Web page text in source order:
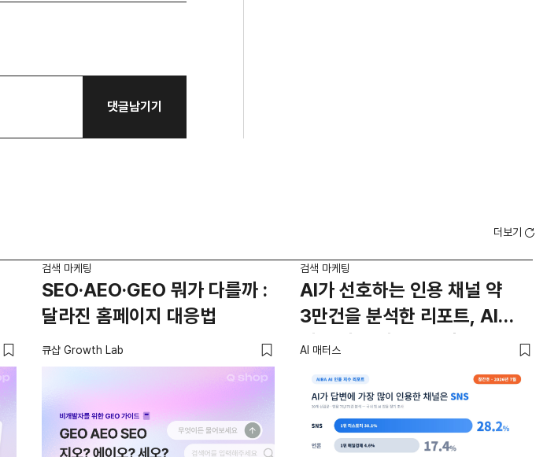
댓글남기기
더보기
검색 마케팅
SEO·AEO·GEO 뭐가 다를까 :
달라진 홈페이지 대응법
큐샵 Growth Lab
검색 마케팅
AI가 선호하는 인용 채널 약
3만건을 분석한 리포트, AI
인용 지수 리포트 7월호
AI 매터스